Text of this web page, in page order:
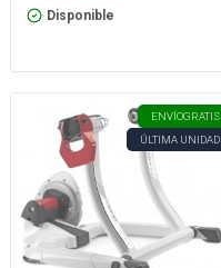
Disponible
ENVÍOGRATIS
ÚLTIMA UNIDAD